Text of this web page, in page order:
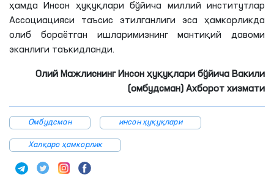
ҳамда Инсон ҳуқуқлари бўйича миллий институтлар
Ассоциацияси таъсис этилганлиги эса ҳамкорликда
олиб бораётган ишларимизнинг мантиқий давоми
эканлиги таъкидланди.
Олий Мажлиснинг Инсон ҳуқуқлари бўйича Вакили
(омбудсман) Ахборот хизмати
Омбудсман инсон ҳуқуқлари
Халқаро ҳамкорлик